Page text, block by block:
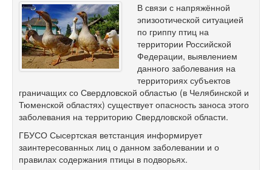
В связи с напряжённой
эпизоотической ситуацией
по гриппу птиц на
территории Российской
Федерации, выявлением
данного заболевания на
территориях субъектов
граничащих со Свердловской областью (в Челябинской и
Тюменской областях) существует опасность заноса этого
заболевания на территорию Свердловской области.
ГБУСО Сысертская ветстанция информирует
заинтересованных лиц о данном заболевании и о
правилах содержания птицы в подворьях.